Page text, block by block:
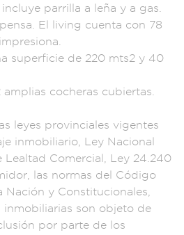
parrilla a leña y a gas.
El living cuenta con 78
impresiona.
superficie de 220 mts2 y 40
amplias cocheras cubiertas.
s leyes provinciales vigentes
inmobiliario, Ley Nacional
Lealtad Comercial, Ley 24.240
las normas del Código
Nación y Constitucionales,
inmobiliarias son objeto de
lusión por parte de los